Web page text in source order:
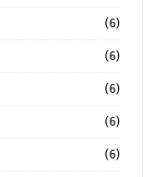
(6)
(6)
(6)
(6)
(6)